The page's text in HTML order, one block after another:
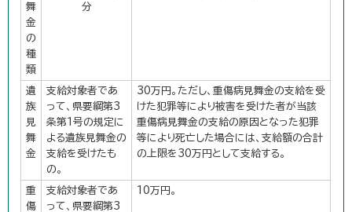
舞
金
の
種
類
分
遺
族
見
舞
金
支給対象者であ
って、県要綱第3
条第1号の規定に
よる遺族見舞金の
支給を受けたも
の。
30万円。ただし、重傷病見舞金の支給を受
けた犯罪等により被害を受けた者が当該
重傷病見舞金の支給の原因となった犯罪
等により死亡した場合には、支給額の合計
の上限を30万円として支給する。
重
傷
支給対象者であ
って、県要綱第3
10万円。